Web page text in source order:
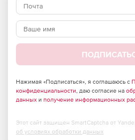
Контроль безопасности и доступа.
содержит следующие функции:
Использование протоколов
Предоставление/отклонение
от их расположения (в белом и
Нажимая «Подписаться», я соглашаюсь с
конфиденциальности, даю согласие на
данных и получение информационных
Этот сайт защищен SmartCaptcha от
об условиях обработки данных